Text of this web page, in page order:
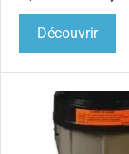
Découvrir